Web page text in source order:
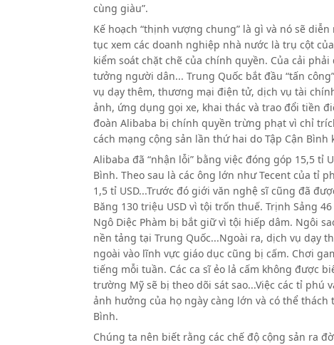
cùng giàu”.
Kế hoạch “thịnh vượng chung” là gì và nó sẽ
tục xem các doanh nghiệp nhà nước là trụ cột
kiểm soát chặt chẽ của chính quyền. Của cải
tưởng người dân... Trung Quốc bắt đầu “tấn
vụ dạy thêm, thương mại điện tử, dịch vụ tài
ảnh, ứng dụng gọi xe, khai thác và trao đổi tiền
đoàn Alibaba bị chính quyền trừng phạt vì chỉ
cách mạng cộng sản lần thứ hai do Tập Cận
Alibaba đã “nhận lỗi” bằng việc đóng góp 15,5 tỉ
Bình. Theo sau là các ông lớn như Tecent của tỉ
1,5 tỉ USD...Trước đó giới văn nghệ sĩ cũng đã
Băng 130 triệu USD vì tội trốn thuế. Trịnh Sảng
Ngô Diệc Phàm bị bắt giữ vì tội hiếp dâm. Ngôi
nền tảng tại Trung Quốc...Ngoài ra, dịch vụ dạy
ngoài vào lĩnh vực giáo dục cũng bị cấm. Chơi
tiếng mỗi tuần. Các ca sĩ ẻo lả cấm không được
trường Mỹ sẽ bị theo dõi sát sao...Việc các tỉ
ảnh hưởng của họ ngày càng lớn và có thể
Bình.
Chúng ta nên biết rằng các chế độ cộng sản ra